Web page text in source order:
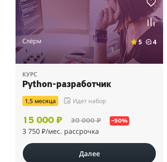
Слёрм 5 4
КУРС
Python-разработчик
1,5 месяца Идет набор
15 000 ₽ 30 000 ₽ –50%
3 750 ₽/мес. рассрочка
Далее